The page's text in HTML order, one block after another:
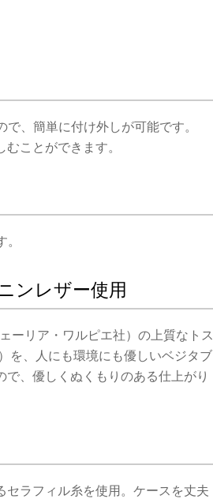
、簡単に付け外しが可能です。
ことができます。
ンレザー使用
ーリア・ワルピエ社）の上質なトス
を、人にも環境にも優しいベジタブ
、優しくぬくもりのある仕上がり
ラフィル糸を使用。ケースを丈夫